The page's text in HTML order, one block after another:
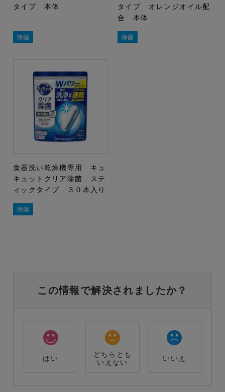
タイプ 本体
除菌
タイプ オレンジオイル配
合 本体
除菌
食器洗い乾燥機専用 キュ
キュットクリア除菌 ステ
ィックタイプ ３０本入り
除菌
この情報で解決されましたか？
はい
どちらとも
いえない
いいえ